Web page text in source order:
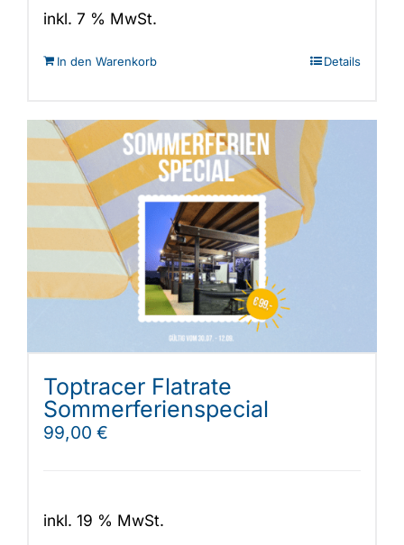
inkl. 7 % MwSt.
In den Warenkorb Details
Toptracer Flatrate
Sommerferienspecial
99,00 €
inkl. 19 % MwSt.